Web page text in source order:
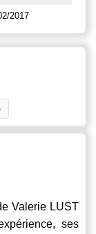
2017
Valerie LUST
ses